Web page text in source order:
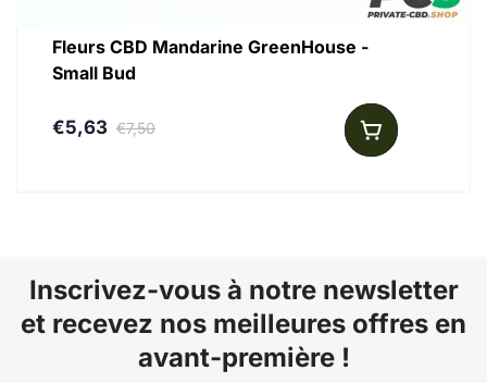
Taux de CBD :16,00%
Fleurs CBD Mandarine GreenHouse -
Small Bud
€5,63 €7,50
Inscrivez-vous à notre newsletter
et recevez nos meilleures offres en
avant-première !